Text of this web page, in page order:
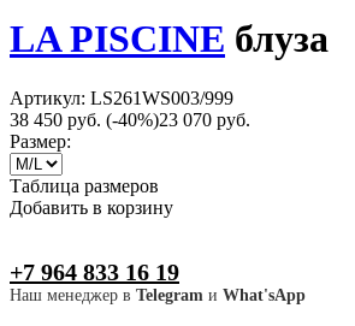
LA PISCINE блуза
Артикул: LS261WS003/999
38 450 руб. (-40%)23 070 руб.
Размер:
Таблица размеров
Добавить в корзину
+7 964 833 16 19
Наш менеджер в Telegram и What'sApp